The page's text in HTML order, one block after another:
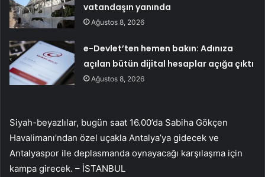
vatandaşın yanında
Ağustos 8, 2026
e-Devlet’ten hemen bakın: Adınıza
açılan bütün dijital hesaplar açığa çıktı
Ağustos 8, 2026
Siyah-beyazlılar, bugün saat 16.00’da Sabiha Gökçen
Havalimanı’ndan özel uçakla Antalya’ya gidecek ve
Antalyaspor ile deplasmanda oynayacağı karşılaşma için
kampa girecek. – İSTANBUL